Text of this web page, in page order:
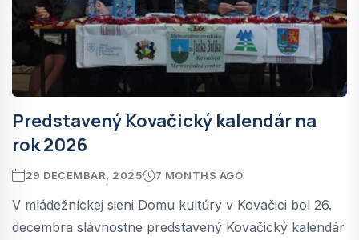
Predstavený Kovačický kalendár na
rok 2026
29 DECEMBAR, 2025 7 MONTHS AGO
V mládežníckej sieni Domu kultúry v Kovačici bol 26.
decembra slávnostne predstavený Kovačický kalendár